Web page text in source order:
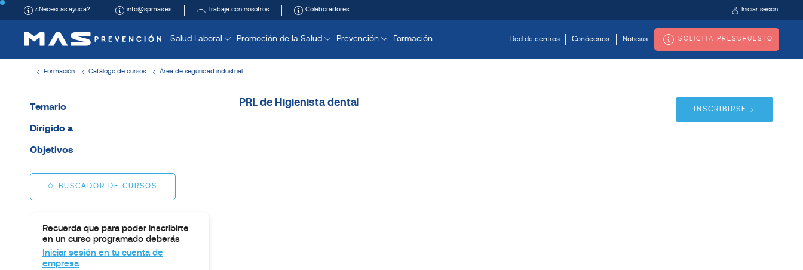
¿Necesitas ayuda? info@spmas.es Trabaja con nosotros Colaboradores Iniciar sesión
Salud Laboral Promoción de la Salud Prevención Formación Red de centros Conócenos Noticias SOLICITA PRESUPUESTO
Formación Catálogo de cursos Área de seguridad industrial
Temario
Dirigido a
Objetivos
BUSCADOR DE CURSOS
Recuerda que para poder inscribirte
en un curso programado deberás
Iniciar sesión en tu cuenta de
empresa
PRL de Higienista dental
INSCRIBIRSE